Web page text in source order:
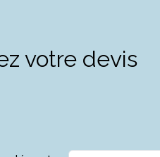
votre devis